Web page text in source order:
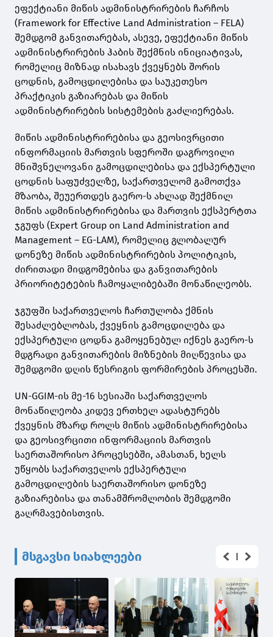
ეფექტიანი მიწის ადმინისტრირების ჩარჩოს
(Framework for Effective Land Administration – FELA)
შემდგომ განვითარებას, ასევე, ეფექტიანი მიწის
ადმინისტრირების ჰაბის შექმნის ინიციატივას,
რომელიც მიზნად ისახავს ქვეყნებს შორის
ცოდნის, გამოცდილებისა და საუკეთესო
პრაქტიკის გაზიარებას და მიწის
ადმინისტრირების სისტემების გაძლიერებას.
მიწის ადმინისტრირებისა და გეოსივრცითი
ინფორმაციის მართვის სფეროში დაგროვილი
მნიშვნელოვანი გამოცდილებისა და ექსპერტული
ცოდნის საფუძველზე, საქართველომ გამოთქვა
მზაობა, შეუერთდეს გაერო-ს ახლად შექმნილ
მიწის ადმინისტრირებისა და მართვის ექსპერტთა
ჯგუფს (Expert Group on Land Administration and
Management – EG-LAM), რომელიც გლობალურ
დონეზე მიწის ადმინისტრირების პოლიტიკის,
ძირითადი მიდგომებისა და განვითარების
პრიორიტეტების ჩამოყალიბებაში მონაწილეობს.
ჯგუფში საქართველოს ჩართულობა ქმნის
შესაძლებლობას, ქვეყნის გამოცდილება და
ექსპერტული ცოდნა გამოყენებულ იქნეს გაერო-ს
მდგრადი განვითარების მიზნების მიღწევისა და
შემდგომი დღის წესრიგის ფორმირების პროცესში.
UN-GGIM-ის მე-16 სესიაში საქართველოს
მონაწილეობა კიდევ ერთხელ ადასტურებს
ქვეყნის მზარდ როლს მიწის ადმინისტრირებისა
და გეოსივრცითი ინფორმაციის მართვის
საერთაშორისო პროცესებში, ამასთან, ხელს
უწყობს საქართველოს ექსპერტული
გამოცდილების საერთაშორისო დონეზე
გაზიარებისა და თანამშრომლობის შემდგომი
გაღრმავებისთვის.
მსგავსი სიახლეები